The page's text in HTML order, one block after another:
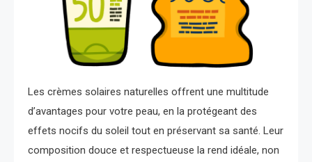
Les crèmes solaires naturelles offrent une multitude
d’avantages pour votre peau, en la protégeant des
effets nocifs du soleil tout en préservant sa santé. Leur
composition douce et respectueuse la rend idéale, non